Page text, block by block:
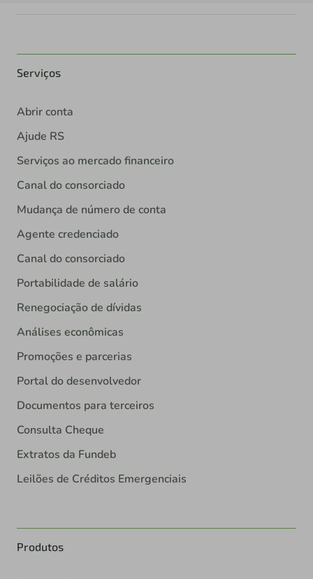
Serviços
Abrir conta
Ajude RS
Serviços ao mercado financeiro
Canal do consorciado
Mudança de número de conta
Agente credenciado
Canal do consorciado
Portabilidade de salário
Renegociação de dívidas
Análises econômicas
Promoções e parcerias
Portal do desenvolvedor
Documentos para terceiros
Consulta Cheque
Extratos da Fundeb
Leilões de Créditos Emergenciais
Produtos